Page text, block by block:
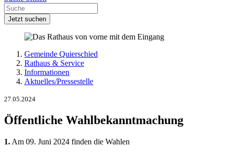
Jetzt suchen
Gemeinde Quierschied
Rathaus & Service
Informationen
Aktuelles/Pressestelle
27.05.2024
Öffentliche Wahlbekanntmachung
1. Am 09. Juni 2024 finden die Wahlen